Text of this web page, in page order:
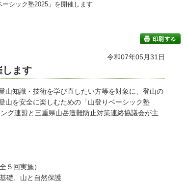
シック塾2025」を開催します
印刷する
令和07年05月31日
します
知識・技術を学び直したい方等を対象に、登山の
山を安全に楽しむための「山登りベーシック塾
グ連盟と三重県山岳遭難防止対策連絡協議会が主
回実施）
山と自然保護